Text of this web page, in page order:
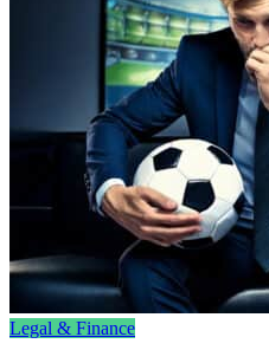
Legal & Finance